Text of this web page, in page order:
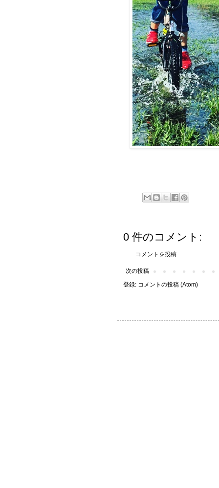
0 件のコメント:
コメントを投稿
次の投稿
登録: コメントの投稿 (Atom)